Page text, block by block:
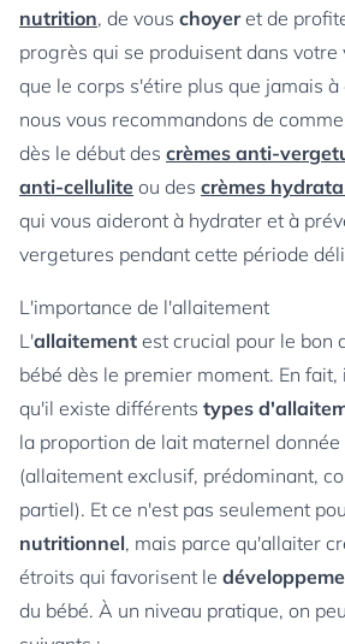
nutrition, de vous choyeret de
progrès qui se produisent dans votre
que le corps s'étire plus que jamais
nous vous recommandons de
dès le début des crèmes anti-
anti-cellulite ou des crèmes
qui vous aideront à hydrater et à
vergetures pendant cette période
L'importance de l'allaitement
L'allaitement est crucial pour le bon
bébé dès le premier moment. En
qu'il existe différents types
la proportion de lait maternel donnée
(allaitement exclusif, prédominant,
partiel). Et ce n'est pas seulement
nutritionnel, mais parce qu'allaiter
étroits qui favorisent le
du bébé. À un niveau pratique, on